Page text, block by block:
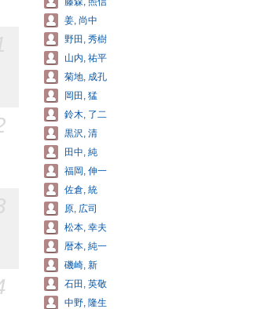
姜, 尚中
野田, 秀樹
山内, 祐平
菊地, 成孔
岡田, 猛
鈴木, 了二
黒沢, 清
田中, 純
福岡, 伸一
佐倉, 統
原, 広司
松本, 幸夫
暦本, 純一
磯崎, 新
石田, 英敬
中野, 隆生